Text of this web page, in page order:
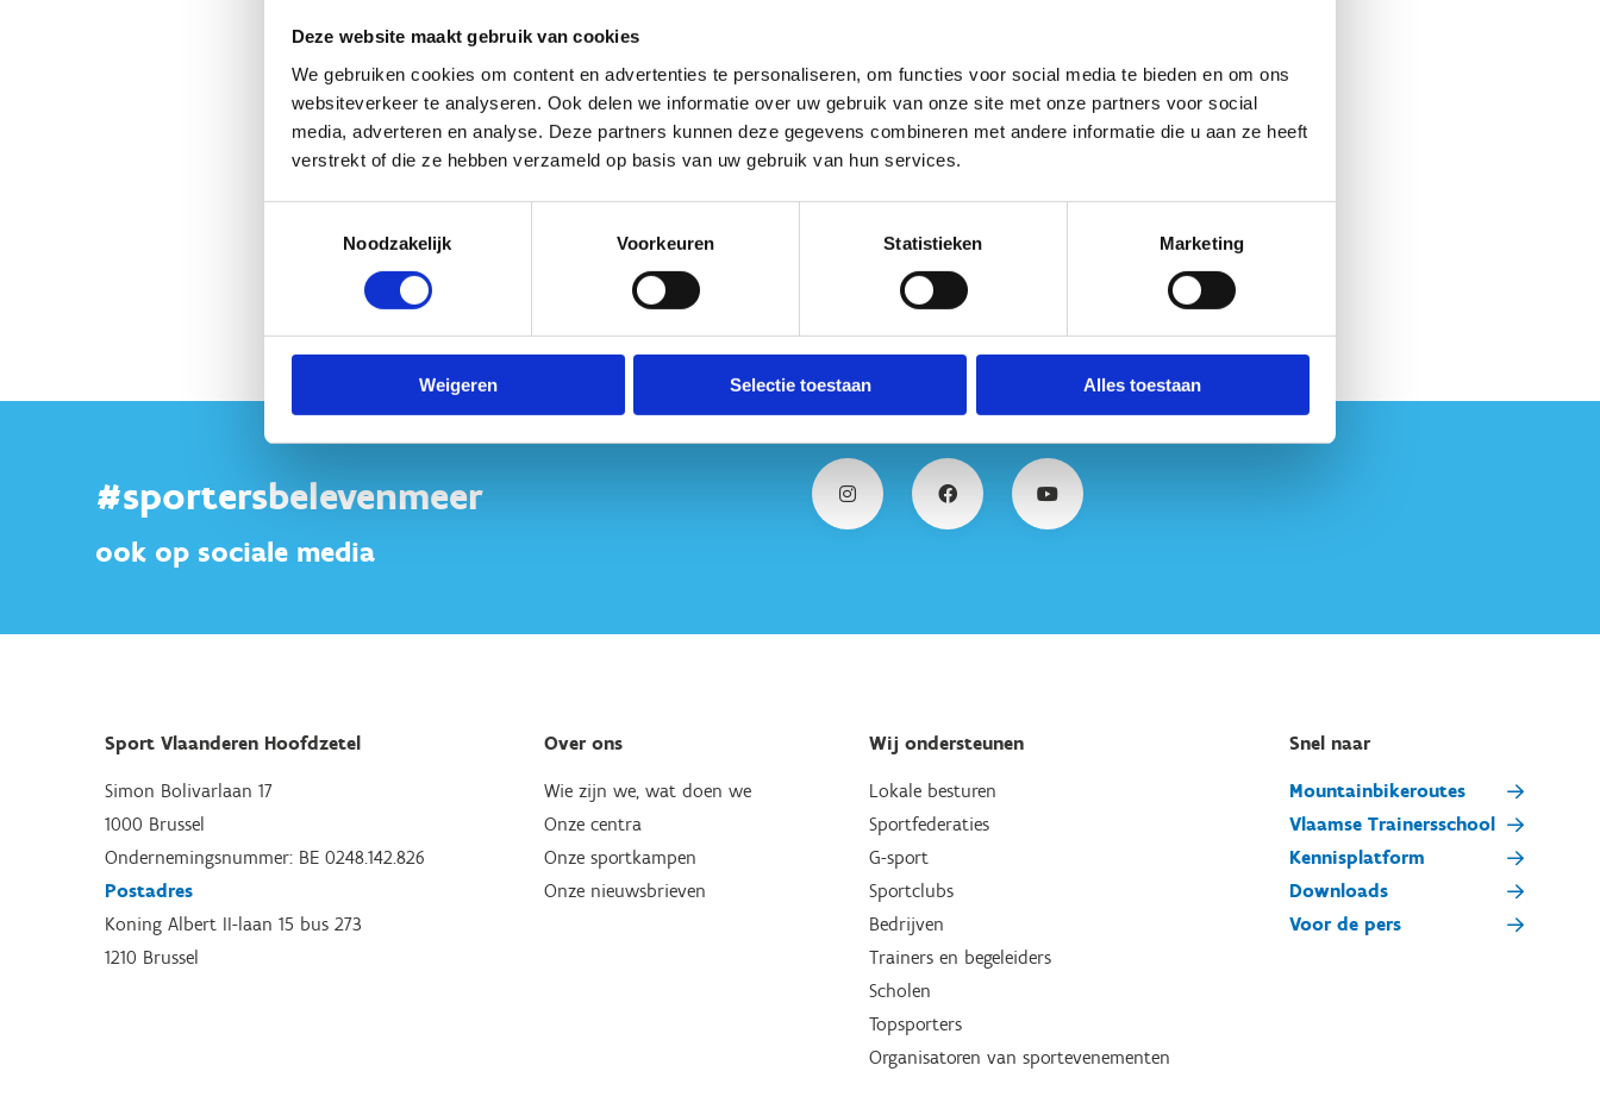
Deze website maakt gebruik van cookies
We gebruiken cookies om content en advertenties te personaliseren, om functies voor social media te bieden en om ons
websiteverkeer te analyseren. Ook delen we informatie over uw gebruik van onze site met onze partners voor social
media, adverteren en analyse. Deze partners kunnen deze gegevens combineren met andere informatie die u aan ze heeft
verstrekt of die ze hebben verzameld op basis van uw gebruik van hun services.
Noodzakelijk
Voorkeuren Statistieken Marketing
Weigeren Selectie toestaan Alles toestaan
#sportersbelevenmeer
ook op sociale media
Sport Vlaanderen Hoofdzetel
Simon Bolivarlaan 17
1000 Brussel
Ondernemingsnummer: BE 0248.142.826
Postadres
Koning Albert II-laan 15 bus 273
1210 Brussel
Over ons
Wie zijn we, wat doen we
Onze centra
Onze sportkampen
Onze nieuwsbrieven
Wij ondersteunen
Lokale besturen
Sportfederaties
G-sport
Sportclubs
Bedrijven
Trainers en begeleiders
Scholen
Topsporters
Organisatoren van sportevenementen
Snel naar
Mountainbikeroutes
Vlaamse Trainersschool
Kennisplatform
Downloads
Voor de pers